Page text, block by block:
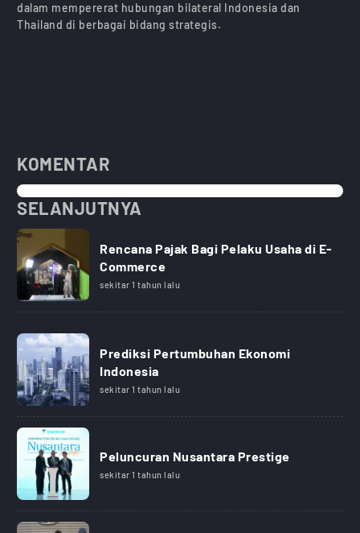
dalam mempererat hubungan bilateral Indonesia dan
Thailand di berbagai bidang strategis.
KOMENTAR
SELANJUTNYA
Rencana Pajak Bagi Pelaku Usaha di E-
Commerce
sekitar 1 tahun lalu
Prediksi Pertumbuhan Ekonomi
Indonesia
sekitar 1 tahun lalu
Peluncuran Nusantara Prestige
sekitar 1 tahun lalu